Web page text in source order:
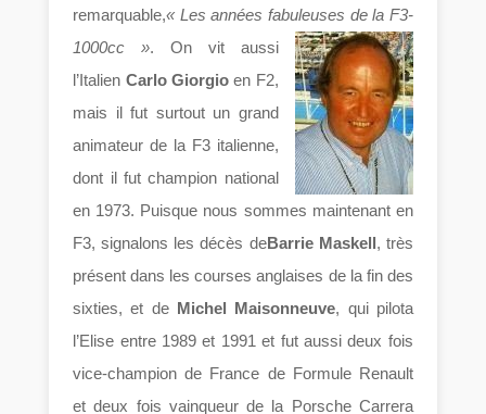
remarquable,« Les années fabuleuses de la F3-
1000cc ». On vit aussi
l’Italien Carlo Giorgio en F2,
mais il fut surtout un grand
animateur de la F3 italienne,
dont il fut champion national
en 1973. Puisque nous sommes maintenant en
F3, signalons les décès deBarrie Maskell, très
présent dans les courses anglaises de la fin des
sixties, et de Michel Maisonneuve, qui pilota
l’Elise entre 1989 et 1991 et fut aussi deux fois
vice-champion de France de Formule Renault
et deux fois vainqueur de la Porsche Carrera